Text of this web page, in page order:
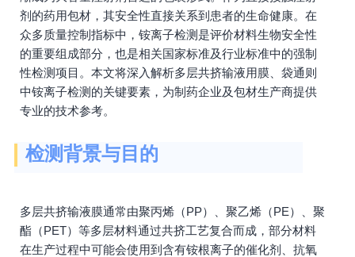
剂的药用包材，其安全性直接关系到患者的生命健康。在
众多质量控制指标中，铵离子检测是评价材料生物安全性
的重要组成部分，也是相关国家标准及行业标准中的强制
性检测项目。本文将深入解析多层共挤输液用膜、袋通则
中铵离子检测的关键要素，为制药企业及包材生产商提供
专业的技术参考。
检测背景与目的
多层共挤输液膜通常由聚丙烯（PP）、聚乙烯（PE）、聚
酯（PET）等多层材料通过共挤工艺复合而成，部分材料
在生产过程中可能会使用到含有铵根离子的催化剂、抗氧